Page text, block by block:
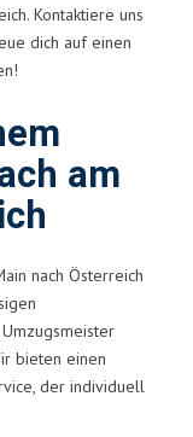
Kontaktiere uns
dich auf einen
am
nach Österreich
bieten einen
der individuell